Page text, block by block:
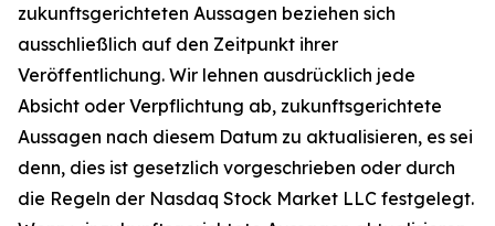
zukunftsgerichteten Aussagen beziehen sich
ausschließlich auf den Zeitpunkt ihrer
Veröffentlichung. Wir lehnen ausdrücklich jede
Absicht oder Verpflichtung ab, zukunftsgerichtete
Aussagen nach diesem Datum zu aktualisieren, es sei
denn, dies ist gesetzlich vorgeschrieben oder durch
die Regeln der Nasdaq Stock Market LLC festgelegt.